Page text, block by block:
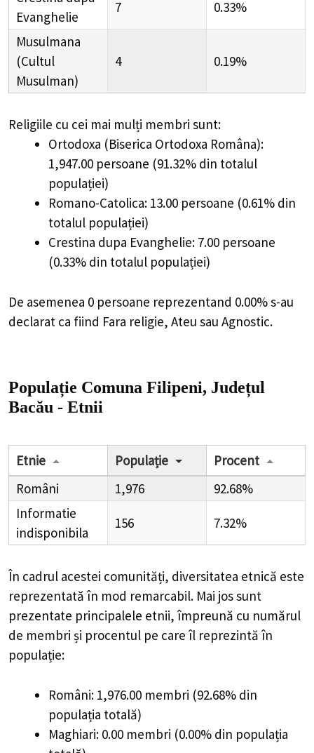
Evanghelie
7 0.33%
Musulmana
(Cultul
Musulman)
4 0.19%
Religiile cu cei mai mulți membri sunt:
Ortodoxa (Biserica Ortodoxa Româna):
1,947.00 persoane (91.32% din totalul
populației)
Romano-Catolica: 13.00 persoane (0.61% din
totalul populației)
Crestina dupa Evanghelie: 7.00 persoane
(0.33% din totalul populației)
De asemenea 0 persoane reprezentand 0.00% s-au
declarat ca fiind Fara religie, Ateu sau Agnostic.
Populație Comuna Filipeni, Județul
Bacău - Etnii
Etnie Populație
Procent
Români
1,976
92.68%
Informatie
indisponibila
156 7.32%
În cadrul acestei comunități, diversitatea etnică este
reprezentată în mod remarcabil. Mai jos sunt
prezentate principalele etnii, împreună cu numărul
de membri și procentul pe care îl reprezintă în
populație:
Români: 1,976.00 membri (92.68% din
populația totală)
Maghiari: 0.00 membri (0.00% din populația